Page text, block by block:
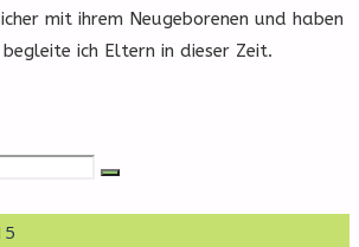
Suche
mit ihrem Neugeborenen und haben
ich Eltern in dieser Zeit.